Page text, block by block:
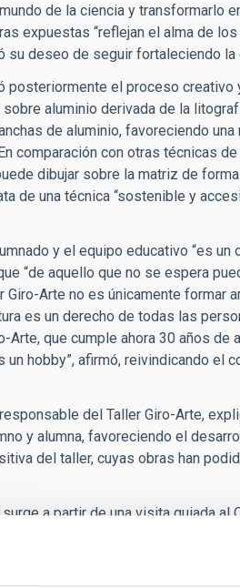
de la ciencia y transformarlo
expuestas “reflejan el alma de
su deseo de seguir fortaleciendo
posteriormente el proceso creativo
aluminio derivada de la
de aluminio, favoreciendo
comparación con otras técnicas
dibujar sobre la matriz de
de una técnica “sostenible y
y el equipo educativo “es
“de aquello que no se espera
Arte no es únicamente formar
es un derecho de todas las
que cumple ahora 30 años de
un hobby”, afirmó, reivindicando
del Taller Giro-Arte,
y alumna, favoreciendo el
del taller, cuyas obras han
a partir de una visita guiada
los telescopios y su relación
la visita, los artistas desarrollaron
enclaves científicos más